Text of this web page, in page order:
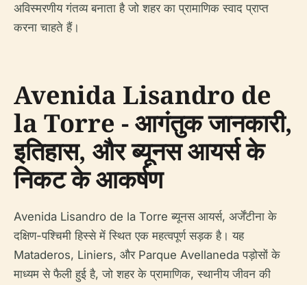
अविस्मरणीय गंतव्य बनाता है जो शहर का प्रामाणिक स्वाद प्राप्त
करना चाहते हैं।
Avenida Lisandro de
la Torre - आगंतुक जानकारी,
इतिहास, और ब्यूनस आयर्स के
निकट के आकर्षण
Avenida Lisandro de la Torre ब्यूनस आयर्स, अर्जेंटीना के
दक्षिण-पश्चिमी हिस्से में स्थित एक महत्वपूर्ण सड़क है। यह
Mataderos, Liniers, और Parque Avellaneda पड़ोसों के
माध्यम से फैली हुई है, जो शहर के प्रामाणिक, स्थानीय जीवन की